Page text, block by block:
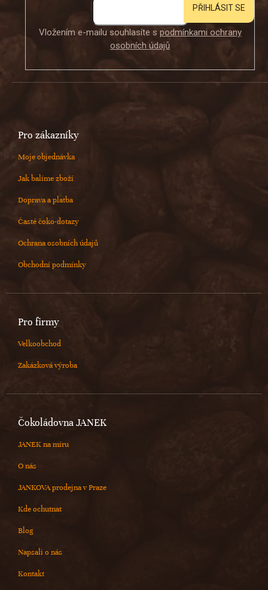
Vložením e-mailu souhlasíte s podmínkami ochrany
osobních údajů
PŘIHLÁSIT SE
Pro zákazníky
Moje objednávka
Jak balíme zboží
Doprava a platba
Časté čoko-dotazy
Ochrana osobních údajů
Obchodní podmínky
Pro firmy
Velkoobchod
Zakázková výroba
Čokoládovna JANEK
JANEK na míru
O nás
JANKOVA prodejna v Praze
Kde ochutnat
Blog
Napsali o nás
Kontakt